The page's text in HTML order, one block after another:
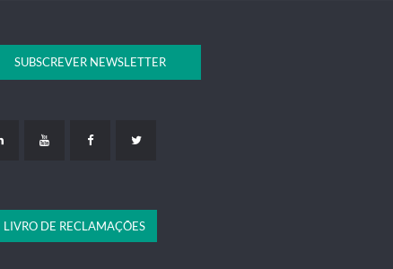
SUBSCREVER NEWSLETTER
LIVRO DE RECLAMAÇÕES